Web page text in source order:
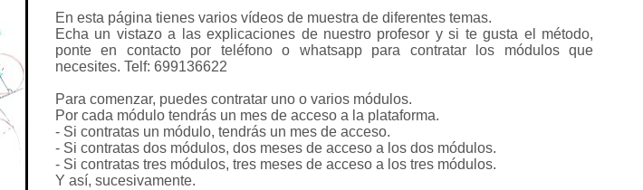
En esta página tienes varios vídeos de muestra de diferentes temas.
Echa un vistazo a las explicaciones de nuestro profesor y si te gusta el método,
ponte en contacto por teléfono o whatsapp para contratar los módulos que
necesites. Telf: 699136622
Para comenzar, puedes contratar uno o varios módulos.
Por cada módulo tendrás un mes de acceso a la plataforma.
- Si contratas un módulo, tendrás un mes de acceso.
- Si contratas dos módulos, dos meses de acceso a los dos módulos.
- Si contratas tres módulos, tres meses de acceso a los tres módulos.
Y así, sucesivamente.